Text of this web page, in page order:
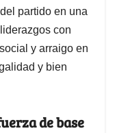
partido en una
con
y arraigo en
y bien
de base